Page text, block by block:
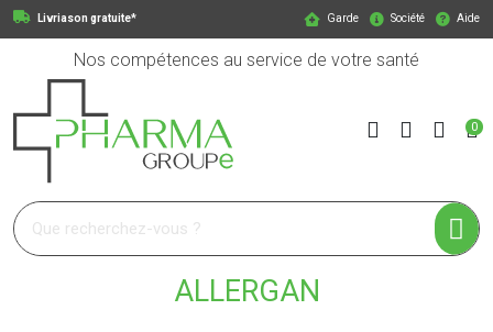
Livriason gratuite* Garde Société Aide
Nos compétences au service de votre santé
Pharmagroupe Votre pharmacie en ligne à votre service
0
ALLERGAN